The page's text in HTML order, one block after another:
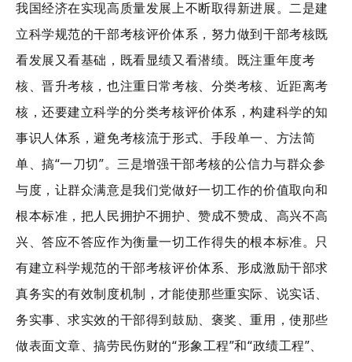
我国经济在实现高质量发展上不断取得新进展。二是建
立科学规范的干部考核评价体系，努力做到干部考核既
看发展又看基础，既看显绩又看潜绩。既注重年度考
核、晋升考核，也注重日常考核、分类考核、近距离考
核，还要建立科学的分类考核评价体系，构建科学的知
事识人体系，避免考核流于形式、手段单一、方法简
单、搞“一刀切”。三是增强干部考核的公信力与群众参
与度，让群众满意是我们党做好一切工作的价值取向和
根本标准，把人民拥护不拥护、赞成不赞成、高兴不高
兴、答应不答应作为衡量一切工作得失的根本标准。只
有建立科学规范的干部考核评价体系、形成激励干部求
真务实的有效制度机制，才能使那些重实际、说实话、
务实事、求实效的干部得到鼓励、褒奖、重用，使那些
做表面文章、搞劳民伤财的“形象工程”和“政绩工程”、